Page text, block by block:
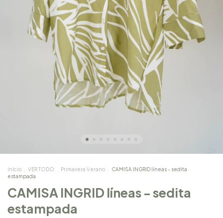
Inicio VER TODO Primavera Verano
CAMISA INGRID líneas - sedita
estampada
CAMISA INGRID líneas - sedita
estampada